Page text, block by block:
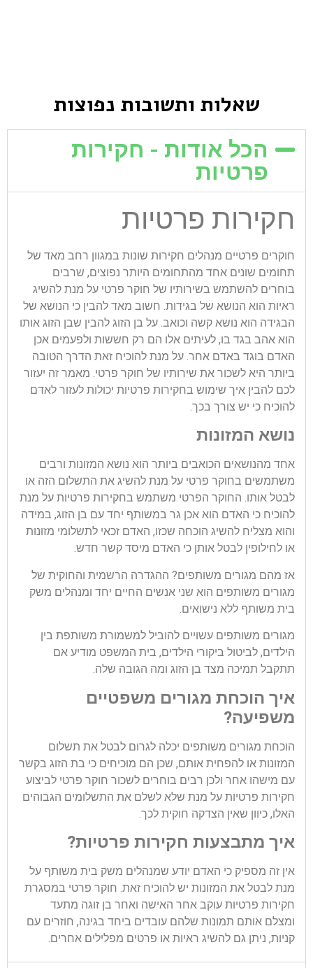
שאלות ותשובות נפוצות
הכל אודות - חקירות
פרטיות
חקירות פרטיות
חוקרים פרטיים מנהלים חקירות שונות במגוון רחב מאד של
תחומים שונים אחד מהתחומים היותר נפוצים, שרבים
בוחרים להשתמש בשירותיו של חוקר פרטי על מנת להשיג
ראיות הוא הנושא של בגידות. חשוב מאד להבין כי הנושא של
הבגידה הוא נושא קשה וכואב. על בן הזוג להבין שבן הזוג אותו
הוא אהב בגד בו, לעיתים אלו הם רק חששות ולפעמים אכן
האדם בוגד באדם אחר. על מנת להוכיח זאת הדרך הטובה
ביותר היא לשכור את שירותיו של חוקר פרטי. מאמר זה יעזור
לכם להבין איך שימוש בחקירות פרטיות יכולות לעזור לאדם
להוכיח כי יש צורך בכך.
נושא המזונות
אחד מהנושאים הכואבים ביותר הוא נושא המזונות ורבים
משתמשים בחוקר פרטי על מנת להשיג את התשלום הזה או
לבטל אותו. החוקר הפרטי משתמש בחקירות פרטיות על מנת
להוכיח כי האדם הוא אכן גר במשותף יחד עם בן הזוג, במידה
והוא מצליח להשיג הוכחה שכזו, האדם זכאי לתשלומי מזונות
או לחילופין לבטל אותן כי האדם מיסד קשר חדש.
אז מהם מגורים משותפים? ההגדרה הרשמית והחוקית של
מגורים משותפים הוא שני אנשים החיים יחד ומנהלים משק
בית משותף ללא נישואים.
מגורים משותפים עשויים להוביל למשמורת משותפת בין
הילדים, לביטול ביקורי הילדים, בית המשפט מודיע אם
תתקבל תמיכה מצד בן הזוג ומה הגובה שלה.
איך הוכחת מגורים משפטיים
משפיעה?
הוכחת מגורים משותפים יכלה לגרום לבטל את תשלום
המזונות או להפחית אותם, שכן הם מוכיחים כי בת הזוג בקשר
עם מישהו אחר ולכן רבים בוחרים לשכור חוקר פרטי לביצוע
חקירות פרטיות על מנת שלא לשלם את התשלומים הגבוהים
האלו, כיוון שאין הצדקה חוקית לכך.
איך מתבצעות חקירות פרטיות?
אין זה מספיק כי האדם יודע שמנהלים משק בית משותף על
מנת לבטל את המזונות יש להוכיח זאת. חוקר פרטי במסגרת
חקירות פרטיות עוקב אחר האישה ואחר בן זוגה מתעד
ומצלם אותם תמונות שלהם עובדים ביחד בגינה, חוזרים עם
קניות, ניתן גם להשיג ראיות או פרטים מפלילים אחרים.